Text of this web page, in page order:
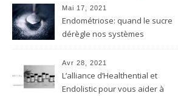
Mai 17, 2021
Endométriose: quand le sucre
dérègle nos systèmes
immunitaire…)
Avr 28, 2021
L’alliance d’Healthential et
Endolistic pour vous aider à